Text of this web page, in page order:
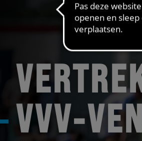
VVV-